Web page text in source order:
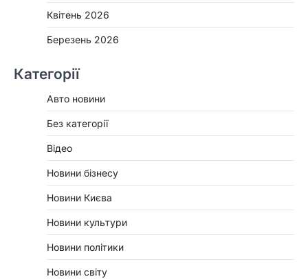
Квітень 2026
Березень 2026
Категорії
Авто новини
Без категорії
Відео
Новини бізнесу
Новини Києва
Новини культури
Новини політики
Новини світу